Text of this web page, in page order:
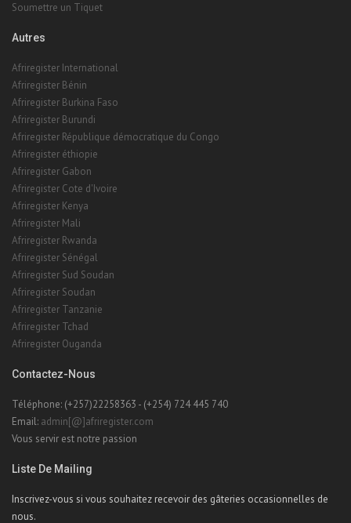
Soumettre un Tiquet
Autres
Afriregister International
Afriregister Bénin
Afriregister Burkina Faso
Afriregister Burundi
Afriregister République démocratique du Congo
Afriregister éthiopie
Afriregister Gabon
Afriregister Cote d'Ivoire
Afriregister Kenya
Afriregister Mali
Afriregister Rwanda
Afriregister Sénégal
Afriregister Sud Soudan
Afriregister Soudan
Afriregister Tanzanie
Afriregister Tchad
Afriregister Ouganda
Contactez-Nous
Téléphone: (+257)22258363 - (+254) 724 445 740
Email: admin[@]afriregister.com
Vous servir est notre passion
Liste De Mailing
Inscrivez-vous si vous souhaitez recevoir des gâteries occasionnelles de
nous.